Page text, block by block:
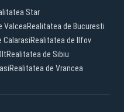
Star
ValceaRealitatea de Bucuresti
CalarasiRealitatea de Ilfov
Realitatea de Sibiu
Realitatea de Vrancea